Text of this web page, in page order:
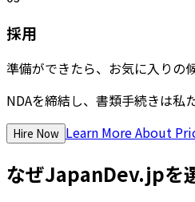
採用
準備ができたら、お気に入りの
NDAを締結し、書類手続きは私
Hire Now Learn More About
なぜJapanDev.jpを